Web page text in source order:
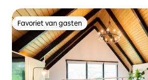
Favoriet van gasten
Favoriet van gasten